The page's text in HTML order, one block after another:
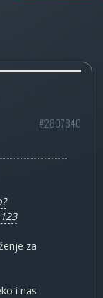
#2807840
za
i nas